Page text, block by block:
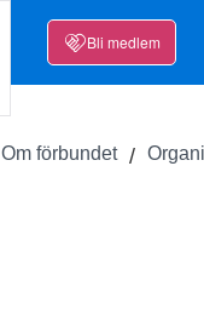
Bli medlem
Om förbundet